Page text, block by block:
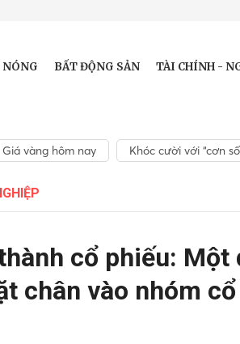
BẤT ĐỘNG SẢN TÀI CHÍNH -
Giá vàng hôm nay Khóc cười với “cơn
cổ phiếu: Một
chân vào nhóm